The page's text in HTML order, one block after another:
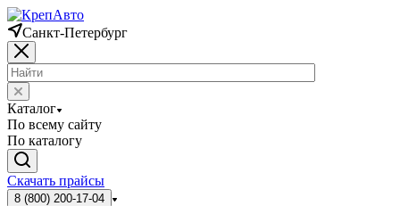
Санкт-Петербург
Каталог
По всему сайту
По каталогу
Скачать прайсы
8 (800) 200-17-04